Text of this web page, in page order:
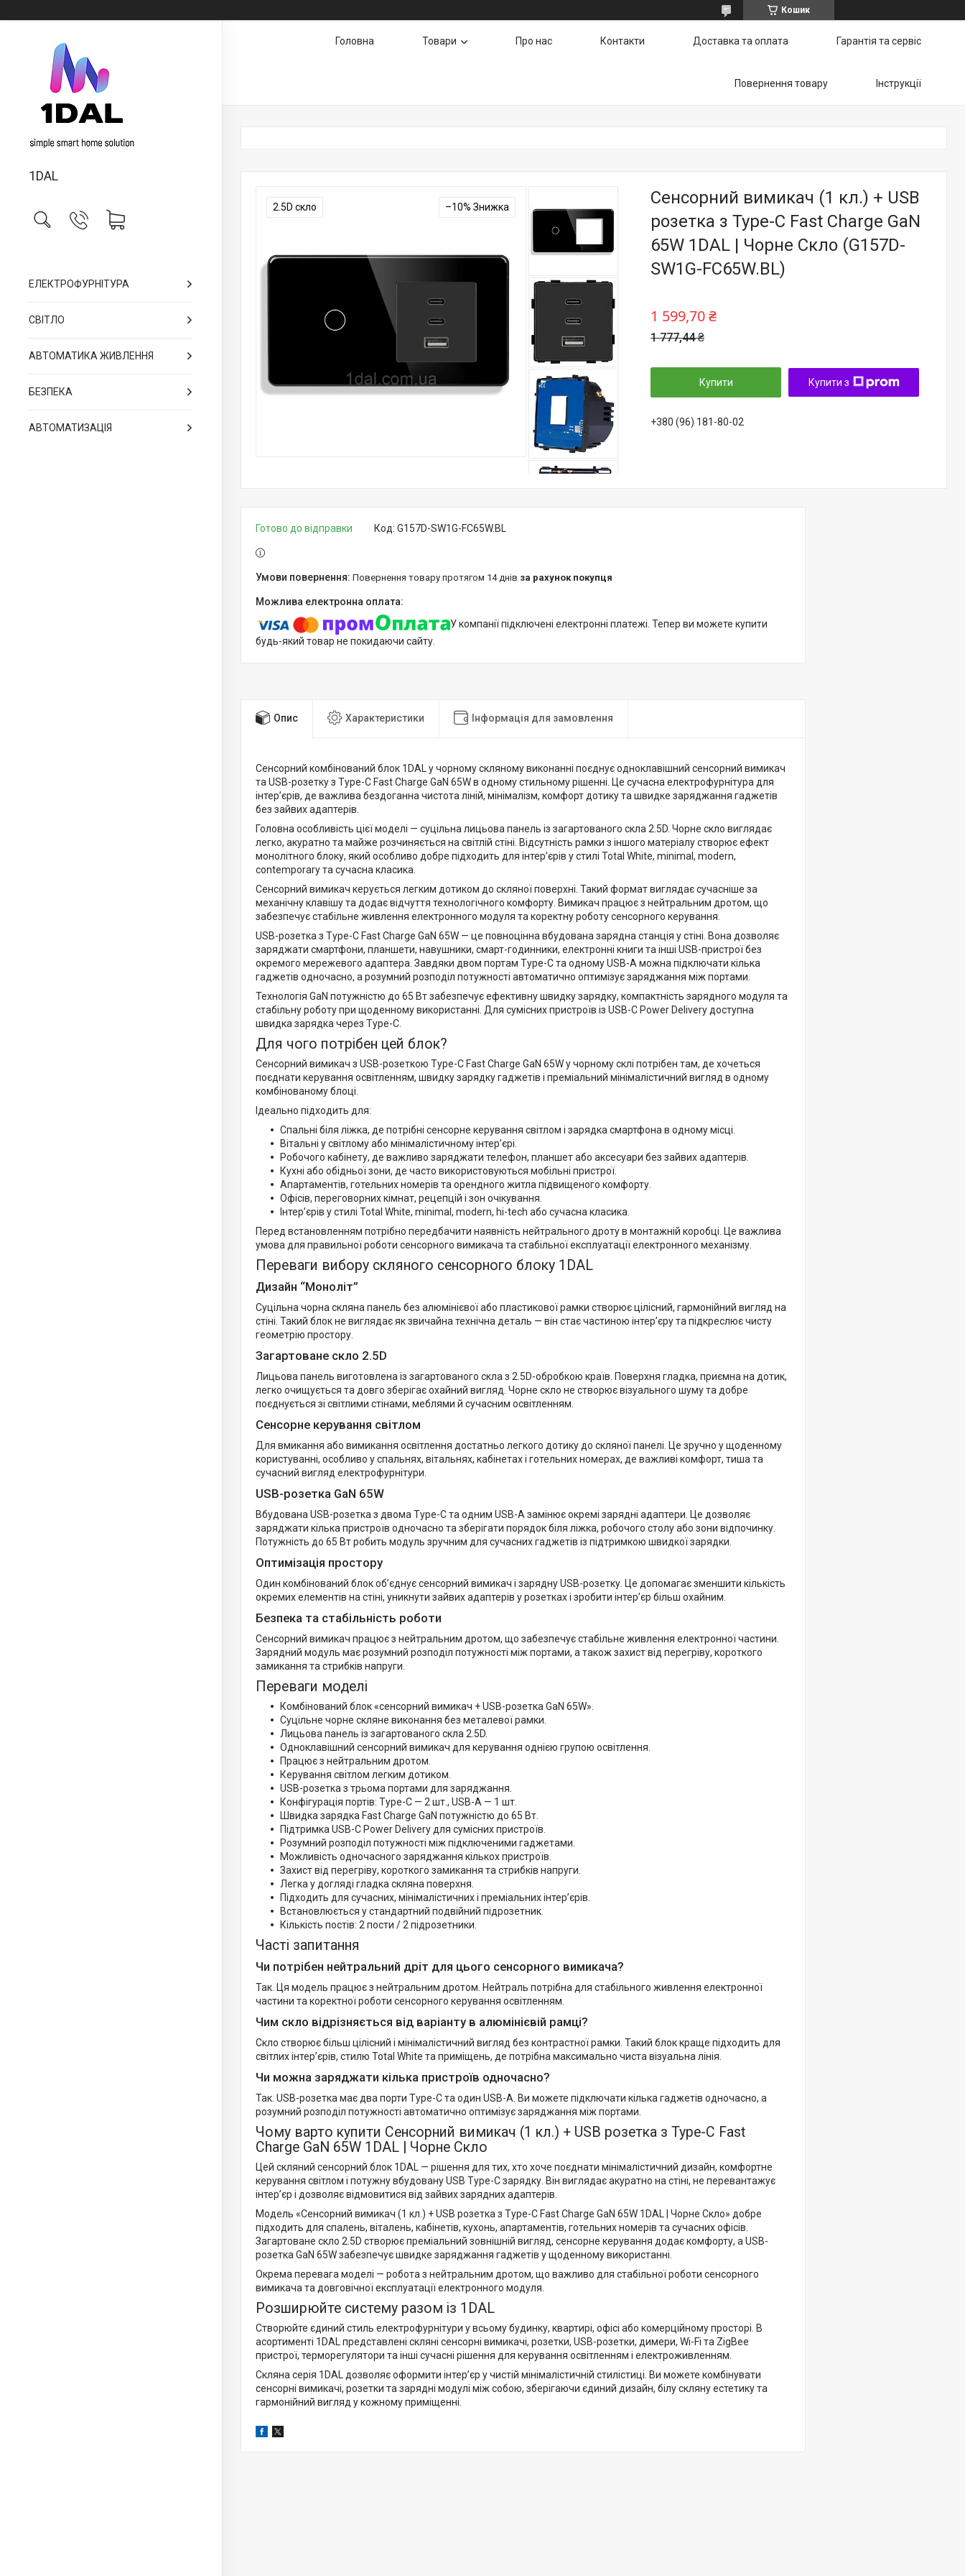
Кошик
1DAL
ЕЛЕКТРОФУРНІТУРА
СВІТЛО
АВТОМАТИКА ЖИВЛЕННЯ
БЕЗПЕКА
АВТОМАТИЗАЦІЯ
Головна Товари Про нас Контакти Доставка та оплата Гарантія та сервіс
Повернення товару Інструкції
2.5D скло –10%
Сенсорний вимикач (1 кл.) + USB
розетка з Type-C Fast Charge GaN
65W 1DAL | Чорне Скло (G157D-
SW1G-FC65W.BL)
1 777,44 ₴
1 599,70 ₴
Купити Купити з
+380 (96) 181-80-02
Готово до відправки Код: G157D-SW1G-FC65W.BL
повернення товару протягом 14 днів за рахунок покупця
У компанії підключені електронні платежі. Тепер ви можете купити
будь-який товар не покидаючи сайту.
Опис Характеристики Інформація для замовлення
Сенсорний комбінований блок 1DAL у чорному скляному виконанні поєднує одноклавішний сенсорний вимикач
та USB-розетку з Type-C Fast Charge GaN 65W в одному стильному рішенні. Це сучасна електрофурнітура для
інтер’єрів, де важлива бездоганна чистота ліній, мінімалізм, комфорт дотику та швидке заряджання гаджетів
без зайвих адаптерів.
Головна особливість цієї моделі — суцільна лицьова панель із загартованого скла 2.5D. Чорне скло виглядає
легко, акуратно та майже розчиняється на світлій стіні. Відсутність рамки з іншого матеріалу створює ефект
монолітного блоку, який особливо добре підходить для інтер’єрів у стилі Total White, minimal, modern,
contemporary та сучасна класика.
Сенсорний вимикач керується легким дотиком до скляної поверхні. Такий формат виглядає сучасніше за
механічну клавішу та додає відчуття технологічного комфорту. Вимикач працює з нейтральним дротом, що
забезпечує стабільне живлення електронного модуля та коректну роботу сенсорного керування.
USB-розетка з Type-C Fast Charge GaN 65W — це повноцінна вбудована зарядна станція у стіні. Вона дозволяє
заряджати смартфони, планшети, навушники, смарт-годинники, електронні книги та інші USB-пристрої без
окремого мережевого адаптера. Завдяки двом портам Type-C та одному USB-A можна підключати кілька
гаджетів одночасно, а розумний розподіл потужності автоматично оптимізує заряджання між портами.
Технологія GaN потужністю до 65 Вт забезпечує ефективну швидку зарядку, компактність зарядного модуля та
стабільну роботу при щоденному використанні. Для сумісних пристроїв із USB-C Power Delivery доступна
швидка зарядка через Type-C.
Для чого потрібен цей блок?
Сенсорний вимикач з USB-розеткою Type-C Fast Charge GaN 65W у чорному склі потрібен там, де хочеться
поєднати керування освітленням, швидку зарядку гаджетів і преміальний мінімалістичний вигляд в одному
комбінованому блоці.
Ідеально підходить для:
Спальні біля ліжка, де потрібні сенсорне керування світлом і зарядка смартфона в одному місці.
Вітальні у світлому або мінімалістичному інтер’єрі.
Робочого кабінету, де важливо заряджати телефон, планшет або аксесуари без зайвих адаптерів.
Кухні або обідньої зони, де часто використовуються мобільні пристрої.
Апартаментів, готельних номерів та орендного житла підвищеного комфорту.
Офісів, переговорних кімнат, рецепцій і зон очікування.
Інтер’єрів у стилі Total White, minimal, modern, hi-tech або сучасна класика.
Перед встановленням потрібно передбачити наявність нейтрального дроту в монтажній коробці. Це важлива
умова для правильної роботи сенсорного вимикача та стабільної експлуатації електронного механізму.
Переваги вибору скляного сенсорного блоку 1DAL
Дизайн “Моноліт”
Суцільна чорна скляна панель без алюмінієвої або пластикової рамки створює цілісний, гармонійний вигляд на
стіні. Такий блок не виглядає як звичайна технічна деталь — він стає частиною інтер’єру та підкреслює чисту
геометрію простору.
Загартоване скло 2.5D
Лицьова панель виготовлена із загартованого скла з 2.5D-обробкою країв. Поверхня гладка, приємна на дотик,
легко очищується та довго зберігає охайний вигляд. Чорне скло не створює візуального шуму та добре
поєднується зі світлими стінами, меблями й сучасним освітленням.
Сенсорне керування світлом
Для вмикання або вимикання освітлення достатньо легкого дотику до скляної панелі. Це зручно у щоденному
користуванні, особливо у спальнях, вітальнях, кабінетах і готельних номерах, де важливі комфорт, тиша та
сучасний вигляд електрофурнітури.
USB-розетка GaN 65W
Вбудована USB-розетка з двома Type-C та одним USB-A замінює окремі зарядні адаптери. Це дозволяє
заряджати кілька пристроїв одночасно та зберігати порядок біля ліжка, робочого столу або зони відпочинку.
Потужність до 65 Вт робить модуль зручним для сучасних гаджетів із підтримкою швидкої зарядки.
Оптимізація простору
Один комбінований блок об’єднує сенсорний вимикач і зарядну USB-розетку. Це допомагає зменшити кількість
окремих елементів на стіні, уникнути зайвих адаптерів у розетках і зробити інтер’єр більш охайним.
Безпека та стабільність роботи
Сенсорний вимикач працює з нейтральним дротом, що забезпечує стабільне живлення електронної частини.
Зарядний модуль має розумний розподіл потужності між портами, а також захист від перегріву, короткого
замикання та стрибків напруги.
Переваги моделі
Комбінований блок «сенсорний вимикач + USB-розетка GaN 65W».
Суцільне чорне скляне виконання без металевої рамки.
Лицьова панель із загартованого скла 2.5D.
Одноклавішний сенсорний вимикач для керування однією групою освітлення.
Працює з нейтральним дротом.
Керування світлом легким дотиком.
USB-розетка з трьома портами для заряджання.
Конфігурація портів: Type-C — 2 шт., USB-A — 1 шт.
Швидка зарядка Fast Charge GaN потужністю до 65 Вт.
Підтримка USB-C Power Delivery для сумісних пристроїв.
Розумний розподіл потужності між підключеними гаджетами.
Можливість одночасного заряджання кількох пристроїв.
Захист від перегріву, короткого замикання та стрибків напруги.
Легка у догляді гладка скляна поверхня.
Підходить для сучасних, мінімалістичних і преміальних інтер’єрів.
Встановлюється у стандартний подвійний підрозетник.
Кількість постів: 2 пости / 2 підрозетники.
Часті запитання
Чи потрібен нейтральний дріт для цього сенсорного вимикача?
Так. Ця модель працює з нейтральним дротом. Нейтраль потрібна для стабільного живлення електронної
частини та коректної роботи сенсорного керування освітленням.
Чим скло відрізняється від варіанту в алюмінієвій рамці?
Скло створює більш цілісний і мінімалістичний вигляд без контрастної рамки. Такий блок краще підходить для
світлих інтер’єрів, стилю Total White та приміщень, де потрібна максимально чиста візуальна лінія.
Чи можна заряджати кілька пристроїв одночасно?
Так. USB-розетка має два порти Type-C та один USB-A. Ви можете підключати кілька гаджетів одночасно, а
розумний розподіл потужності автоматично оптимізує заряджання між портами.
Чому варто купити Сенсорний вимикач (1 кл.) + USB розетка з Type-C Fast
Charge GaN 65W 1DAL | Чорне Скло
Цей скляний сенсорний блок 1DAL — рішення для тих, хто хоче поєднати мінімалістичний дизайн, комфортне
керування світлом і потужну вбудовану USB Type-C зарядку. Він виглядає акуратно на стіні, не перевантажує
інтер’єр і дозволяє відмовитися від зайвих зарядних адаптерів.
Модель «Сенсорний вимикач (1 кл.) + USB розетка з Type-C Fast Charge GaN 65W 1DAL | Чорне Скло» добре
підходить для спалень, віталень, кабінетів, кухонь, апартаментів, готельних номерів та сучасних офісів.
Загартоване скло 2.5D створює преміальний зовнішній вигляд, сенсорне керування додає комфорту, а USB-
розетка GaN 65W забезпечує швидке заряджання гаджетів у щоденному використанні.
Окрема перевага моделі — робота з нейтральним дротом, що важливо для стабільної роботи сенсорного
вимикача та довговічної експлуатації електронного модуля.
Розширюйте систему разом із 1DAL
Створюйте єдиний стиль електрофурнітури у всьому будинку, квартирі, офісі або комерційному просторі. В
асортименті 1DAL представлені скляні сенсорні вимикачі, розетки, USB-розетки, димери, Wi-Fi та ZigBee
пристрої, терморегулятори та інші сучасні рішення для керування освітленням і електроживленням.
Скляна серія 1DAL дозволяє оформити інтер’єр у чистій мінімалістичній стилістиці. Ви можете комбінувати
сенсорні вимикачі, розетки та зарядні модулі між собою, зберігаючи єдиний дизайн, білу скляну естетику та
гармонійний вигляд у кожному приміщенні.